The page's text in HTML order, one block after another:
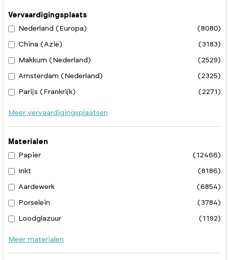
Vervaardigingsplaats
Nederland (Europa)
(8080)
China (Azië) (3183)
Makkum (Nederland) (2529)
Amsterdam (Nederland) (2325)
Parijs (Frankrijk) (2271)
Meer vervaardigingsplaatsen
Materialen
Papier
(12466)
Inkt (8186)
Aardewerk (6854)
Porselein (3784)
Loodglazuur (1192)
Meer materialen